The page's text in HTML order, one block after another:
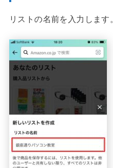
リストの名前を入力します。